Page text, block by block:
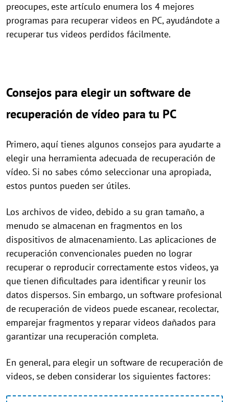
preocupes, este artículo enumera los 4 mejores
programas para recuperar videos en PC, ayudándote a
recuperar tus videos perdidos fácilmente.
Consejos para elegir un software de
recuperación de vídeo para tu PC
Primero, aquí tienes algunos consejos para ayudarte a
elegir una herramienta adecuada de recuperación de
vídeo. Si no sabes cómo seleccionar una apropiada,
estos puntos pueden ser útiles.
Los archivos de video, debido a su gran tamaño, a
menudo se almacenan en fragmentos en los
dispositivos de almacenamiento. Las aplicaciones de
recuperación convencionales pueden no lograr
recuperar o reproducir correctamente estos videos, ya
que tienen dificultades para identificar y reunir los
datos dispersos. Sin embargo, un software profesional
de recuperación de videos puede escanear, recolectar,
emparejar fragmentos y reparar videos dañados para
garantizar una recuperación completa.
En general, para elegir un software de recuperación de
videos, se deben considerar los siguientes factores: